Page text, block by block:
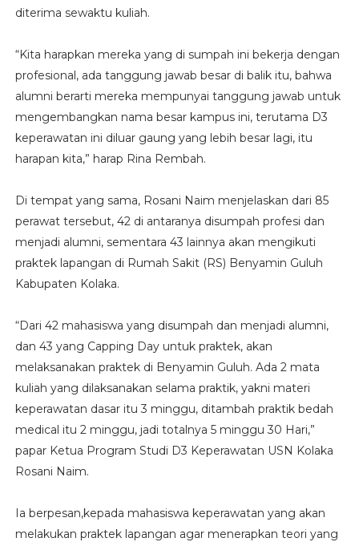
diterima sewaktu kuliah.
“Kita harapkan mereka yang di sumpah ini bekerja dengan
profesional, ada tanggung jawab besar di balik itu, bahwa
alumni berarti mereka mempunyai tanggung jawab untuk
mengembangkan nama besar kampus ini, terutama D3
keperawatan ini diluar gaung yang lebih besar lagi, itu
harapan kita,” harap Rina Rembah.
Di tempat yang sama, Rosani Naim menjelaskan dari 85
perawat tersebut, 42 di antaranya disumpah profesi dan
menjadi alumni, sementara 43 lainnya akan mengikuti
praktek lapangan di Rumah Sakit (RS) Benyamin Guluh
Kabupaten Kolaka.
“Dari 42 mahasiswa yang disumpah dan menjadi alumni,
dan 43 yang Capping Day untuk praktek, akan
melaksanakan praktek di Benyamin Guluh. Ada 2 mata
kuliah yang dilaksanakan selama praktik, yakni materi
keperawatan dasar itu 3 minggu, ditambah praktik bedah
medical itu 2 minggu, jadi totalnya 5 minggu 30 Hari,”
papar Ketua Program Studi D3 Keperawatan USN Kolaka
Rosani Naim.
Ia berpesan,kepada mahasiswa keperawatan yang akan
melakukan praktek lapangan agar menerapkan teori yang